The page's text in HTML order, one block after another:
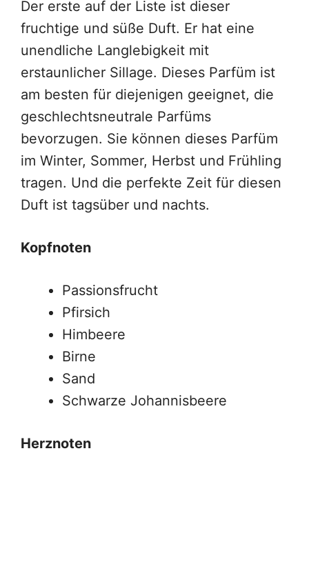
Der erste auf der Liste ist dieser
fruchtige und süße Duft. Er hat eine
unendliche Langlebigkeit mit
erstaunlicher Sillage. Dieses Parfüm ist
am besten für diejenigen geeignet, die
geschlechtsneutrale Parfüms
bevorzugen. Sie können dieses Parfüm
im Winter, Sommer, Herbst und Frühling
tragen. Und die perfekte Zeit für diesen
Duft ist tagsüber und nachts.
Kopfnoten
Passionsfrucht
Pfirsich
Himbeere
Birne
Sand
Schwarze Johannisbeere
Herznoten